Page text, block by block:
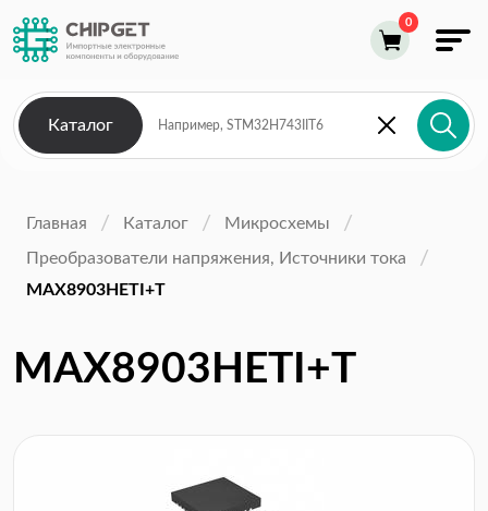
Каталог
Главная Каталог
Микросхемы
Преобразователи напряжения, Источники тока
MAX8903HETI+T
MAX8903HETI+T